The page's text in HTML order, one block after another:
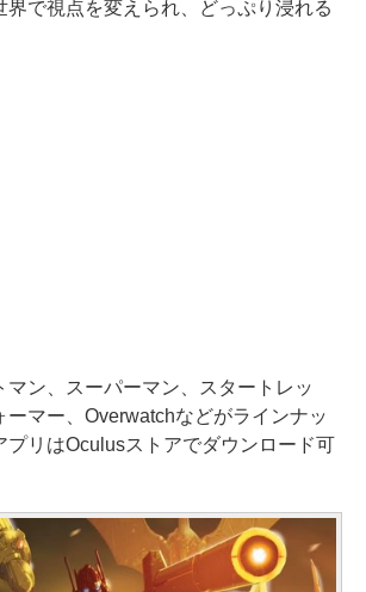
界で視点を変えられ、どっぷり浸れる
ン、スーパーマン、スタートレッ
ーマー、Overwatchなどがラインナッ
プリはOculusストアでダウンロード可